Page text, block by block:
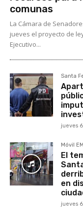
comunas
La Cámara de
jueves el proyecto de
Ejecutivo...
Santa
jueves
Móvil
El
en
jueves